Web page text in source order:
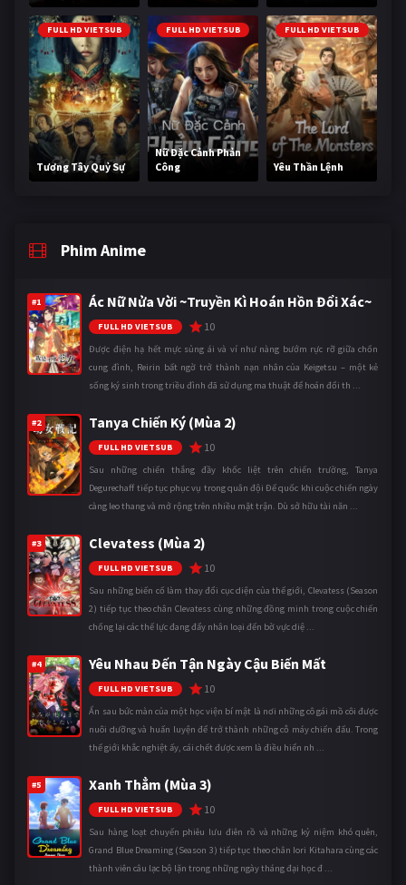
FULL HD VIETSUB
Tương Tây Quỷ Sự
FULL HD VIETSUB
Nữ Đặc Cảnh Phản
Công
FULL HD VIETSUB
Yêu Thần Lệnh
Phim Anime
#1 Ác Nữ Nửa Vời ~Truyền Kì Hoán Hồn Đổi Xác~
FULL HD VIETSUB 10
Được điện hạ hết mực sủng ái và ví như nàng bướm rực rỡ giữa chốn
cung đình, Reirin bất ngờ trở thành nạn nhân của Keigetsu – một kẻ
sống ký sinh trong triều đình đã sử dụng ma thuật để hoán đổi th ...
#2 Tanya Chiến Ký (Mùa 2)
FULL HD VIETSUB 10
Sau những chiến thắng đầy khốc liệt trên chiến trường, Tanya
Degurechaff tiếp tục phục vụ trong quân đội Đế quốc khi cuộc chiến ngày
càng leo thang và mở rộng trên nhiều mặt trận. Dù sở hữu tài năn ...
#3 Clevatess (Mùa 2)
FULL HD VIETSUB 10
Sau những biến cố làm thay đổi cục diện của thế giới, Clevatess (Season
2) tiếp tục theo chân Clevatess cùng những đồng minh trong cuộc chiến
chống lại các thế lực đang đẩy nhân loại đến bờ vực diệ ...
#4 Yêu Nhau Đến Tận Ngày Cậu Biến Mất
FULL HD VIETSUB 10
Ẩn sau bức màn của một học viện bí mật là nơi những cô gái mồ côi được
nuôi dưỡng và huấn luyện để trở thành những cỗ máy chiến đấu. Trong
thế giới khắc nghiệt ấy, cái chết được xem là điều hiển nh ...
#5 Xanh Thẳm (Mùa 3)
FULL HD VIETSUB 10
Sau hàng loạt chuyến phiêu lưu điên rồ và những kỷ niệm khó quên,
Grand Blue Dreaming (Season 3) tiếp tục theo chân Iori Kitahara cùng các
thành viên câu lạc bộ lặn trong những ngày tháng đại học đ ...